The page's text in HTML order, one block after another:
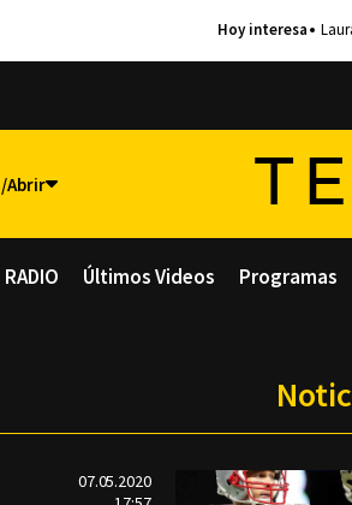
RADIO Últimos Videos Programas
07.05.2020